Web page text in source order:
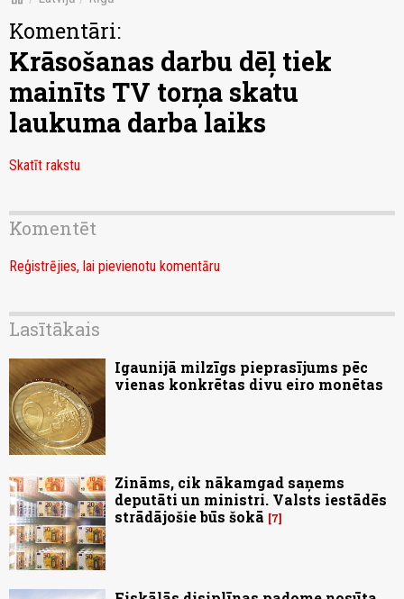
Komentāri:
Krāsošanas darbu dēļ tiek
mainīts TV torņa skatu
laukuma darba laiks
Skatīt rakstu
Komentēt
Reģistrējies, lai pievienotu komentāru
Lasītākais
Igaunijā milzīgs pieprasījums pēc
vienas konkrētas divu eiro monētas
Zināms, cik nākamgad saņems
deputāti un ministri. Valsts iestādēs
strādājošie būs šokā
7